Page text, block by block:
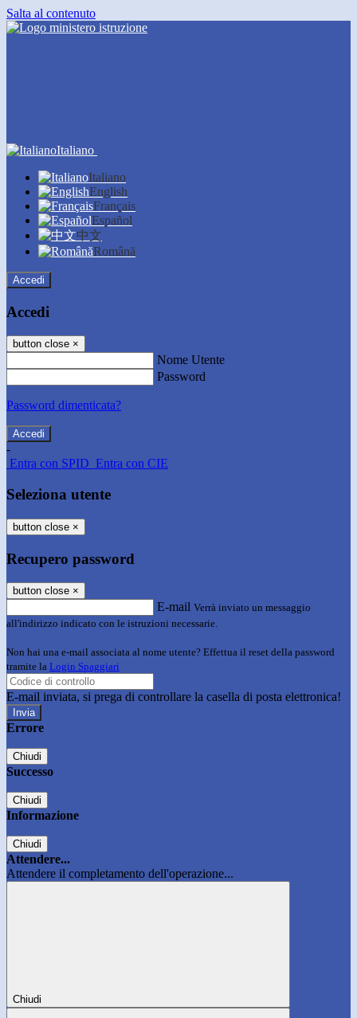
Salta al contenuto
Italiano
Italiano
English
Français
Español
中文
Română
Accedi
Accedi
button close ×
Nome Utente
Password
Password dimenticata?
-
Entra con SPID Entra con CIE
Seleziona utente
button close ×
Recupero password
button close ×
E-mail Verrà inviato un messaggio
all'indirizzo indicato con le istruzioni necessarie.
Non hai una e-mail associata al nome utente? Effettua il reset della password
tramite la Login Spaggiari
E-mail inviata, si prega di controllare la casella di posta elettronica!
Errore
Chiudi
Successo
Chiudi
Informazione
Chiudi
Attendere...
Attendere il completamento dell'operazione...
Chiudi